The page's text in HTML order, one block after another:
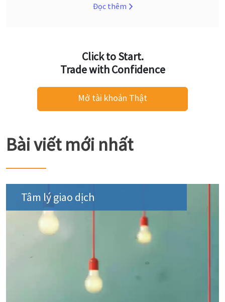
Đọc thêm
Click to Start.
Trade with Confidence
Mở tài khoản Thật
Bài viết mới nhất
Tâm lý giao dịch